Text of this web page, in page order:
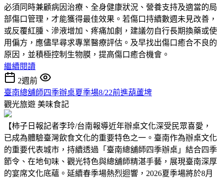
必須同時兼顧病因治療、全身健康狀況、營養支持及適當的局
部傷口管理，才能獲得最佳效果。若傷口持續數週未見改善，
或反覆紅腫、滲液增加、疼痛加劇，建議勿自行長期換藥或使
用偏方，應儘早尋求專業醫療評估。及早找出傷口癒合不良的
原因，並積極控制生物膜，提高傷口癒合機會。
繼續閱讀
2週前
臺南總舖師四季辦桌夏季場8/22前進葫蘆埤
觀光旅遊 美味食記
【柿子日報記者李玲/台南報導近年辦桌文化深受民眾喜愛，
已成為體驗臺灣飲食文化的重要特色之一。臺南作為辦桌文化
的重要代表城市，持續透過「臺南總舖師四季辦桌」結合四季
節令、在地旬味、觀光特色與總舖師精湛手藝，展現臺南深厚
的宴席文化底蘊。延續春季場熱烈迴響，2026夏季場將於8月